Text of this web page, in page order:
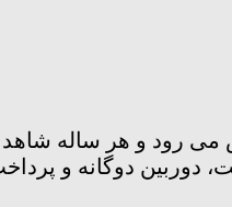
رود و هر ساله شاهد
دوگانه و